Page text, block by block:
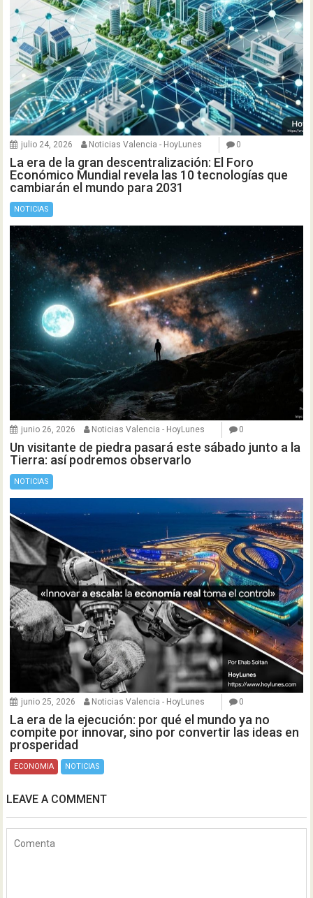
julio 24, 2026 Noticias Valencia - HoyLunes 0
La era de la gran descentralización: El Foro
Económico Mundial revela las 10 tecnologías que
cambiarán el mundo para 2031
NOTICIAS
junio 26, 2026 Noticias Valencia - HoyLunes 0
Un visitante de piedra pasará este sábado junto a la
Tierra: así podremos observarlo
NOTICIAS
junio 25, 2026 Noticias Valencia - HoyLunes 0
La era de la ejecución: por qué el mundo ya no
compite por innovar, sino por convertir las ideas en
prosperidad
ECONOMIA NOTICIAS
LEAVE A COMMENT